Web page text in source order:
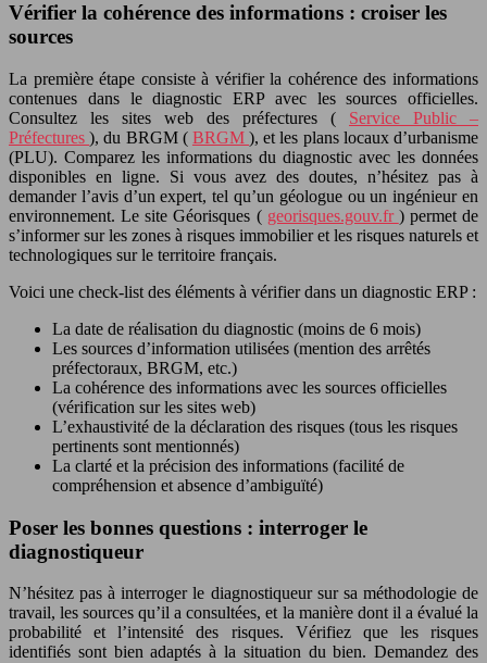
Vérifier la cohérence des informations : croiser les
sources
La première étape consiste à vérifier la cohérence des informations
contenues dans le diagnostic ERP avec les sources officielles.
Consultez les sites web des préfectures ( Service Public –
Préfectures), du BRGM ( BRGM), et les plans locaux d’urbanisme
(PLU). Comparez les informations du diagnostic avec les données
disponibles en ligne. Si vous avez des doutes, n’hésitez pas à
demander l’avis d’un expert, tel qu’un géologue ou un ingénieur en
environnement. Le site Géorisques ( georisques.gouv.fr ) permet de
s’informer sur les zones à risques immobilier et les risques naturels et
technologiques sur le territoire français.
Voici une check-list des éléments à vérifier dans un diagnostic ERP :
La date de réalisation du diagnostic (moins de 6 mois)
Les sources d’information utilisées (mention des arrêtés
préfectoraux, BRGM, etc.)
La cohérence des informations avec les sources officielles
(vérification sur les sites web)
L’exhaustivité de la déclaration des risques (tous les risques
pertinents sont mentionnés)
La clarté et la précision des informations (facilité de
compréhension et absence d’ambiguïté)
Poser les bonnes questions : interroger le
diagnostiqueur
N’hésitez pas à interroger le diagnostiqueur sur sa méthodologie de
travail, les sources qu’il a consultées, et la manière dont il a évalué la
probabilité et l’intensité des risques. Vérifiez que les risques
identifiés sont bien adaptés à la situation du bien. Demandez des